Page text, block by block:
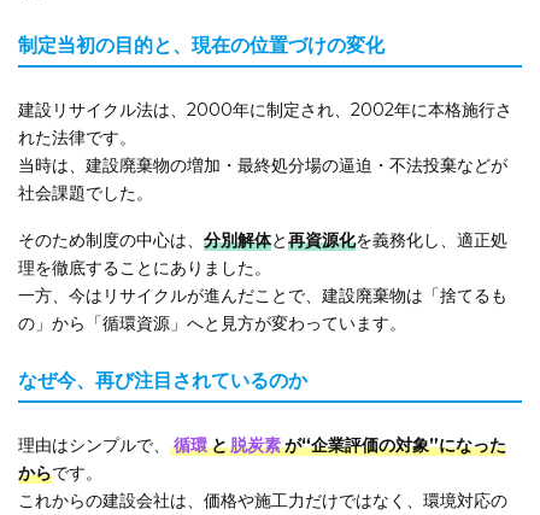
制定当初の目的と、現在の位置づけの変化
建設リサイクル法は、2000年に制定され、2002年に本格施行さ
れた法律です。
当時は、建設廃棄物の増加・最終処分場の逼迫・不法投棄などが
社会課題でした。
そのため制度の中心は、 分別解体と再資源化を義務化し、適正処
理を徹底することにありました。
一方、今はリサイクルが進んだことで、建設廃棄物は「捨てるも
の」から「循環資源」へと見方が変わっています。
なぜ今、再び注目されているのか
理由はシンプルで、 循環と脱炭素が“企業評価の対象”になった
からです。
これからの建設会社は、価格や施工力だけではなく、環境対応の